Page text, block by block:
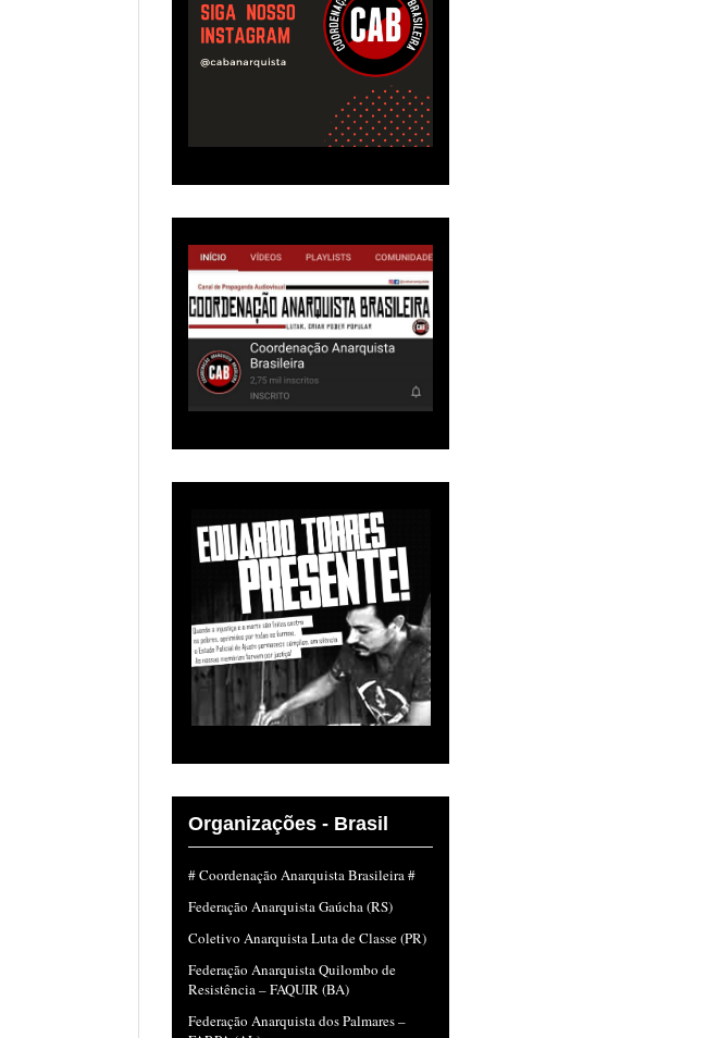
Organizações - Brasil
# Coordenação Anarquista Brasileira #
Federação Anarquista Gaúcha (RS)
Coletivo Anarquista Luta de Classe (PR)
Federação Anarquista Quilombo de
Resistência – FAQUIR (BA)
Federação Anarquista dos Palmares –